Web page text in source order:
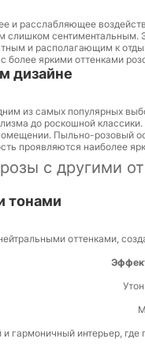
и расслабляющее
слишком сентиментальным.
и располагающим к
яркими оттенками
дизайне
из самых популярных
до роскошной
Пыльно-розовый
проявляются наиболее
с другими
тонами
оттенками,
гармоничный интерьер,